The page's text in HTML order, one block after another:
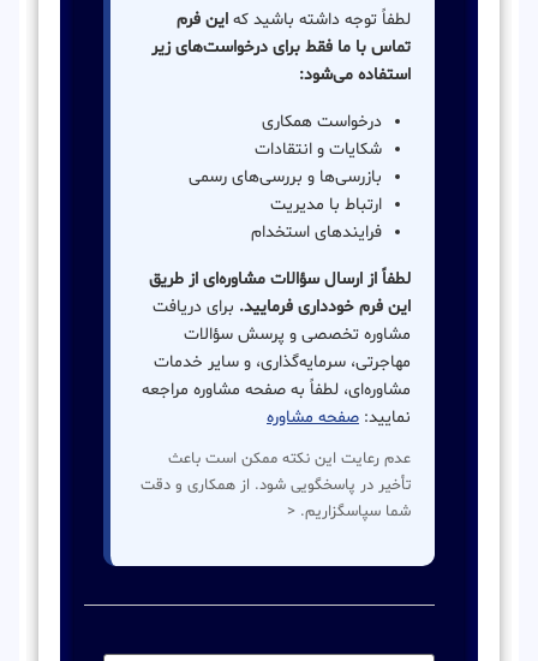
لطفاً توجه داشته باشید که این فرم
تماس با ما فقط برای درخواست‌های زیر
استفاده می‌شود:
درخواست همکاری
شکایات و انتقادات
بازرسی‌ها و بررسی‌های رسمی
ارتباط با مدیریت
فرایندهای استخدام
لطفاً از ارسال سؤالات مشاوره‌ای از طریق
این فرم خودداری فرمایید. برای دریافت
مشاوره تخصصی و پرسش سؤالات
مهاجرتی، سرمایه‌گذاری، و سایر خدمات
مشاوره‌ای، لطفاً به صفحه مشاوره مراجعه
نمایید: صفحه مشاوره
عدم رعایت این نکته ممکن است باعث
تأخیر در پاسخگویی شود. از همکاری و دقت
شما سپاسگزاریم. <
نام